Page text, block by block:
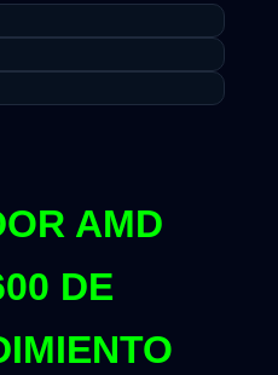
AMD
DE